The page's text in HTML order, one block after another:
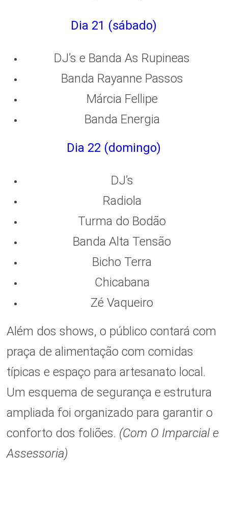
Dia 21 (sábado)
DJ’s e Banda As Rupineas
Banda Rayanne Passos
Márcia Fellipe
Banda Energia
Dia 22 (domingo)
DJ’s
Radiola
Turma do Bodão
Banda Alta Tensão
Bicho Terra
Chicabana
Zé Vaqueiro
Além dos shows, o público contará com
praça de alimentação com comidas
típicas e espaço para artesanato local.
Um esquema de segurança e estrutura
ampliada foi organizado para garantir o
conforto dos foliões. (Com O Imparcial e
Assessoria)